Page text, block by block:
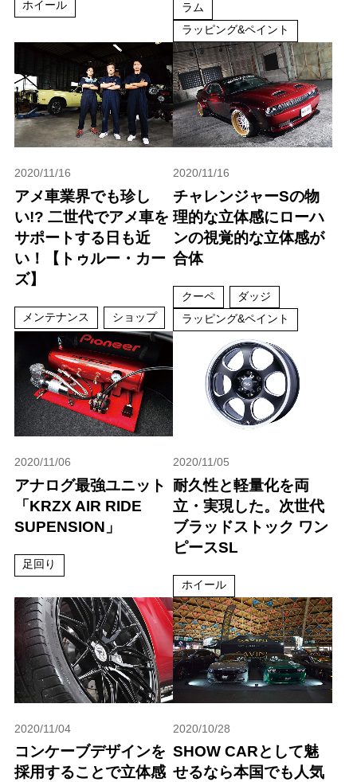
ホイール
ラム
ラッピング&ペイント
2020/11/16
アメ車業界でも珍し
い!? 二世代でアメ車を
サポートする日も近
い！【トゥルー・カー
ズ】
メンテナンス ショップ
2020/11/16
チャレンジャーSの物
理的な立体感にローハ
ンの視覚的な立体感が
合体
クーペ
ダッジ
ラッピング&ペイント
2020/11/06
アナログ最強ユニット
「KRZX AIR RIDE
SUPENSION」
足回り
2020/11/05
耐久性と軽量化を両
立・実現した。次世代
ブラッドストック ワン
ピースSL
ホイール
2020/11/04
コンケーブデザインを
採用することで立体感
2020/10/28
SHOW CARとして魅
せるなら本国でも人気